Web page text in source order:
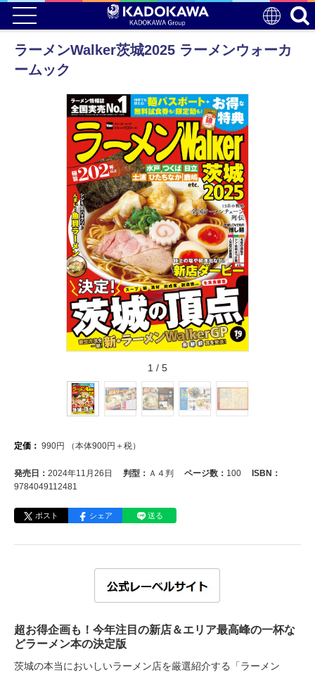
ラーメンWalker茨城2025 ラーメンウォーカ
ームック
1 / 5
定価： 990円 （本体900円＋税）
発売日： 2024年11月26日 判型： Ａ４判 ページ数： 100
ISBN：
9784049112481
ポスト シェア 送る
超お得企画も！今年注目の新店＆エリア最高峰の一杯な
どラーメン本の決定版
茨城の本当においしいラーメン店を厳選紹介する「ラーメン